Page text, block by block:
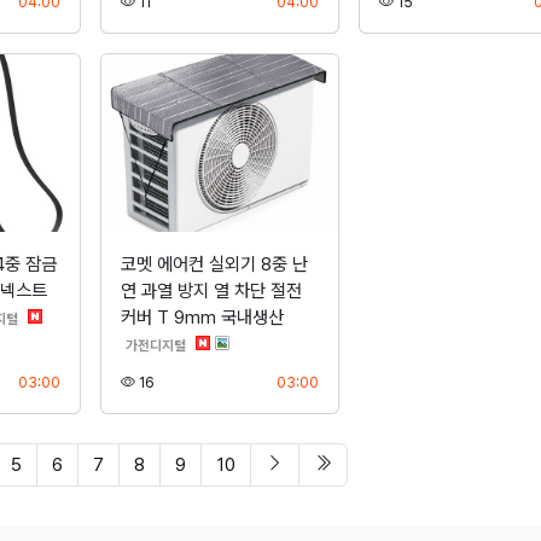
잠금
스트
털분류
03:00
코멧 에어컨 실외기 8중 난
연 과열 방지 열 차단 절전
커버 T 9mm 국내생산
가전디지털 분류
16 03:00등록
5 6 7 8 9 10 다음 페이지마지막 페이지/span>